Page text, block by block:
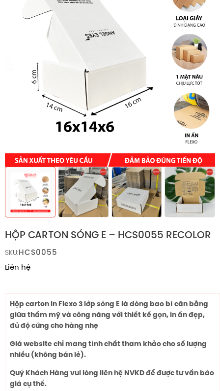
HỘP CARTON SÓNG E – HCS0055 RECOLOR
SKU:HCS0055
Liên hệ
Hộp carton in Flexo 3 lớp sóng E là dòng bao bì cân bằng
giữa thẩm mỹ và công năng với thiết kế gọn, in ấn đẹp,
đủ độ cứng cho hàng nhẹ
Giá website chỉ mang tính chất tham khảo cho số lượng
nhiều (không bán lẻ).
Quý Khách Hàng vui lòng liên hệ NVKD để được tư vấn báo
giá cụ thể.